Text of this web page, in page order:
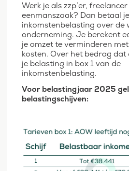
Werk je als zzp’er,
eenmanszaak? Dan betaal
inkomstenbelasting over de
onderneming. Je berekent
je omzet te verminderen
kosten. Over het bedrag
je belasting in box 1 van de
inkomstenbelasting.
Voor belastingjaar 2025
belastingschijven: